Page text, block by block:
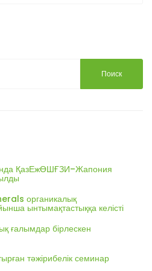
ҚазЕжӨШҒЗИ–Жапония
органикалық
ынтымақтастыққа келісті
ғалымдар бірлескен
тәжірибелік семинар